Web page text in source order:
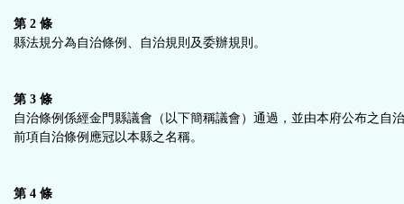
鈕
區
第 2 條
縣法規分為自治條例、自治規則及委辦規則。
第 3 條
自治條例係經金門縣議會（以下簡稱議會）通過，並由本府公布之自
前項自治條例應冠以本縣之名稱。
第 4 條